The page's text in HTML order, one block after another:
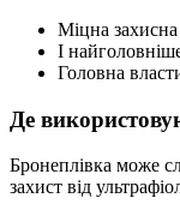
Міцна
І
Головна
Де
Бронеплівка може
захист від